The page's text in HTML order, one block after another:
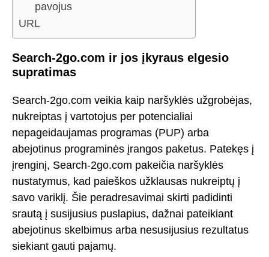
pavojus
URL
Search-2go.com ir jos įkyraus elgesio
supratimas
Search-2go.com veikia kaip naršyklės užgrobėjas,
nukreiptas į vartotojus per potencialiai
nepageidaujamas programas (PUP) arba
abejotinus programinės įrangos paketus. Patekęs į
įrenginį, Search-2go.com pakeičia naršyklės
nustatymus, kad paieškos užklausas nukreiptų į
savo variklį. Šie peradresavimai skirti padidinti
srautą į susijusius puslapius, dažnai pateikiant
abejotinus skelbimus arba nesusijusius rezultatus
siekiant gauti pajamų.